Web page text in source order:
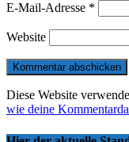
E-Mail-Adresse *
Website
Diese Website
wie deine